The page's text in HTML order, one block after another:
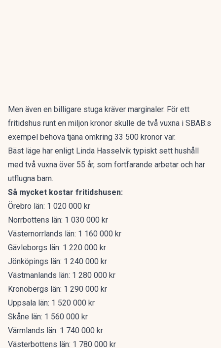
Men även en billigare stuga kräver marginaler. För ett
fritidshus runt en miljon kronor skulle de två vuxna i SBAB:s
exempel behöva tjäna omkring 33 500 kronor var.
Bäst läge har enligt Linda Hasselvik typiskt sett hushåll
med två vuxna över 55 år, som fortfarande arbetar och har
utflugna barn.
Så mycket kostar fritidshusen:
Örebro län: 1 020 000 kr
Norrbottens län: 1 030 000 kr
Västernorrlands län: 1 160 000 kr
Gävleborgs län: 1 220 000 kr
Jönköpings län: 1 240 000 kr
Västmanlands län: 1 280 000 kr
Kronobergs län: 1 290 000 kr
Uppsala län: 1 520 000 kr
Skåne län: 1 560 000 kr
Värmlands län: 1 740 000 kr
Västerbottens län: 1 780 000 kr